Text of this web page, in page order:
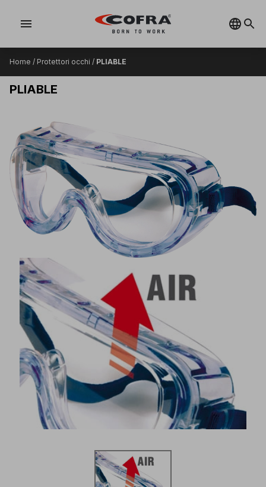
menu
Home / Protettori occhi / PLIABLE
PLIABLE